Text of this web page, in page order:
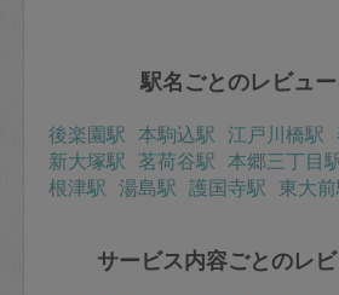
駅名ごとのレビュ
後楽園駅 本駒込駅 江戸川橋駅
新大塚駅 茗荷谷駅 本郷三丁目
根津駅 湯島駅 護国寺駅 東大
サービス内容ごとのレ